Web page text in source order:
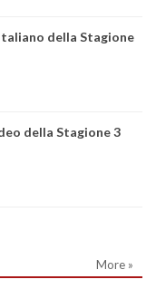
della Stagione
della Stagione 3
More »